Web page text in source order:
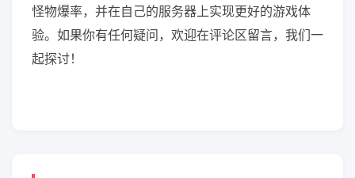
怪物爆率，并在自己的服务器上实现更好的游戏体
验。如果你有任何疑问，欢迎在评论区留言，我们一
起探讨！